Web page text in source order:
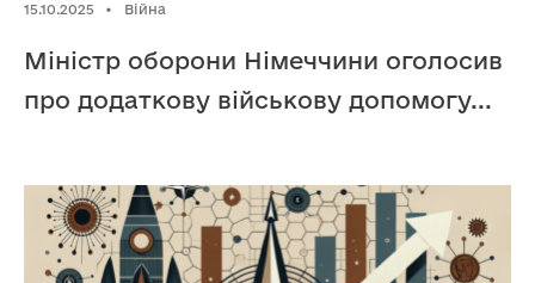
15.10.2025 • Війна
Міністр оборони Німеччини оголосив
про додаткову військову допомогу...